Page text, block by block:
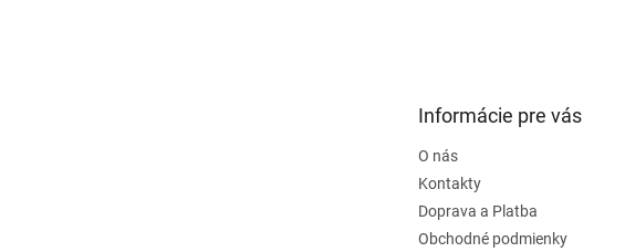
Informácie pre vás
O nás
Kontakty
Doprava a Platba
Obchodné podmienky